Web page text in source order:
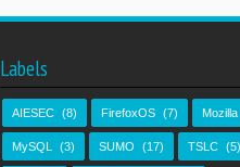
Labels
AIESEC (8) FirefoxOS (7) Mozilla
MySQL (3) SUMO (17) TSLC (5)